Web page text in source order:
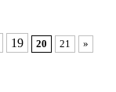
19 20 21 »